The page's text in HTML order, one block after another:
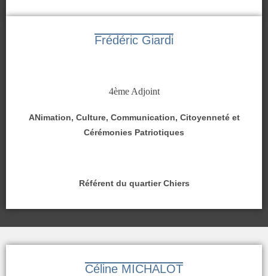
Frédéric Giardi
4ème Adjoint
ANimation, Culture, Communication, Citoyenneté et
Cérémonies Patriotiques
Référent du quartier Chiers
Céline MICHALOT